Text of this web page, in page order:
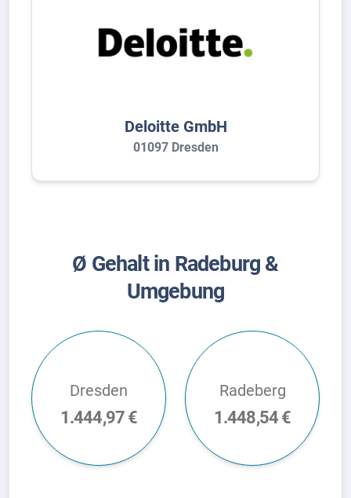
Deloitte GmbH
01097 Dresden
Ø Gehalt in Radeburg &
Umgebung
Dresden
1.444,97 €
Radeberg
1.448,54 €